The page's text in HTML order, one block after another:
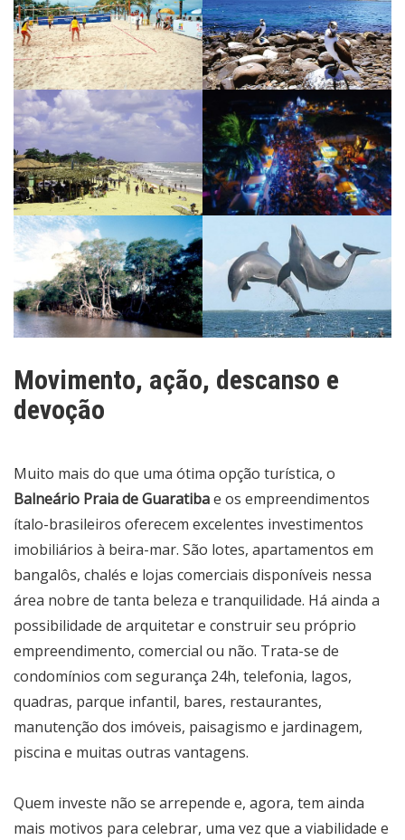
Movimento, ação, descanso e
devoção
Muito mais do que uma ótima opção turística, o
Balneário Praia de Guaratibae os empreendimentos
ítalo-brasileiros oferecem excelentes investimentos
imobiliários à beira-mar. São lotes, apartamentos em
bangalôs, chalés e lojas comerciais disponíveis nessa
área nobre de tanta beleza e tranquilidade. Há ainda a
possibilidade de arquitetar e construir seu próprio
empreendimento, comercial ou não. Trata-se de
condomínios com segurança 24h, telefonia, lagos,
quadras, parque infantil, bares, restaurantes,
manutenção dos imóveis, paisagismo e jardinagem,
piscina e muitas outras vantagens.
Quem investe não se arrepende e, agora, tem ainda
mais motivos para celebrar, uma vez que a viabilidade e